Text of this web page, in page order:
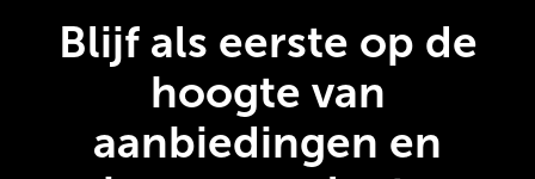
Blijf als eerste op de
hoogte van
aanbiedingen en